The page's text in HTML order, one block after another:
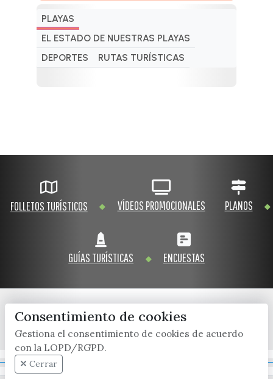
PLAYAS
EL ESTADO DE NUESTRAS PLAYAS
DEPORTES
RUTAS TURÍSTICAS
FOLLETOS TURÍSTICOS VÍDEOS PROMOCIONALES PLANOS
GUÍAS TURÍSTICAS ENCUESTAS
x / twitter facebook youtube instagram
Consentimiento de cookies
Gestiona el consentimiento de cookies de acuerdo
con la LOPD/RGPD.
Cerrar